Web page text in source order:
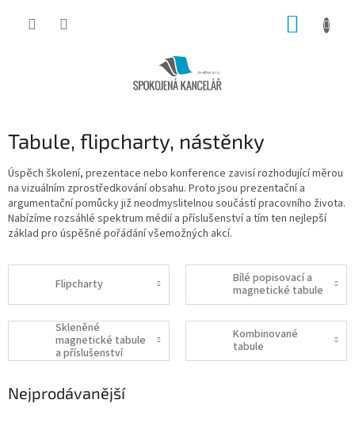
Tabule, flipcharty, nástěnky
Úspěch školení, prezentace nebo konference zavisí rozhodující měrou
na vizuálním zprostředkování obsahu. Proto jsou prezentační a
argumentační pomůcky již neodmyslitelnou součástí pracovního života.
Nabízíme rozsáhlé spektrum médií a příslušenství a tím ten nejlepší
základ pro úspěšné pořádání všemožných akcí.
Flipcharty
Bílé popisovací a
magnetické tabule
Skleněné
magnetické tabule
a příslušenství
Kombinované
tabule
Nejprodávanější